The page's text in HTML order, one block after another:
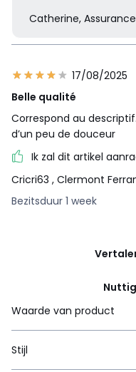
Catherine,
17/08/2025
Belle qualité
Correspond au
d’un peu de douceur
Ik zal dit artikel
Cricri63 , Clermont
Bezitsduur 1 week
Waarde van product
Stijl